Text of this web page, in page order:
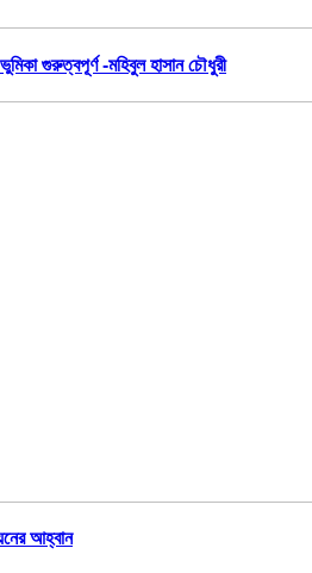
গুরুত্বপূর্ণ -মহিবুল হাসান চৌধুরী
আহ্বান